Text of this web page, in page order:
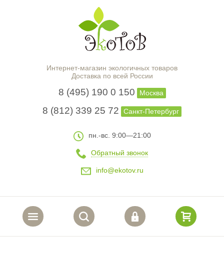
Интернет-магазин экологичных товаров
Доставка по всей России
8 (495) 190 0 150 Москва
8 (812) 339 25 72 Санкт-Петербург
пн.-вс. 9:00—21:00
Обратный звонок
info@ekotov.ru